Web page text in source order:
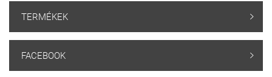
TERMÉKEK 
FACEBOOK 